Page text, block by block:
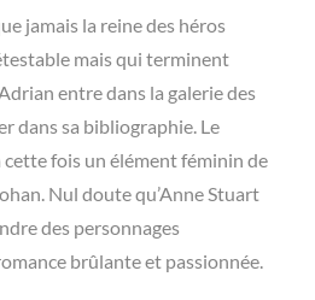
jamais la reine des héros
mais qui terminent
entre dans la galerie des
dans sa bibliographie. Le
fois un élément féminin de
Nul doute qu’Anne Stuart
des personnages
brûlante et passionnée.